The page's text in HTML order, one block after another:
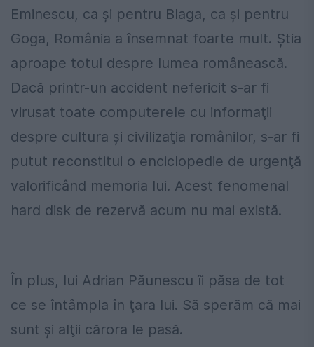
Eminescu, ca şi pentru Blaga, ca şi pentru
Goga, România a însemnat foarte mult. Ştia
aproape totul despre lumea românească.
Dacă printr-un accident nefericit s-ar fi
virusat toate computerele cu informaţii
despre cultura şi civilizaţia românilor, s-ar fi
putut reconstitui o enciclopedie de urgenţă
valorificând memoria lui. Acest fenomenal
hard disk de rezervă acum nu mai există.
În plus, lui Adrian Păunescu îi păsa de tot
ce se întâmpla în ţara lui. Să sperăm că mai
sunt şi alţii cărora le pasă.